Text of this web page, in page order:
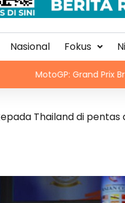
Nasional Fokus
Grand Prix Britain kekal
Thailand di pentas